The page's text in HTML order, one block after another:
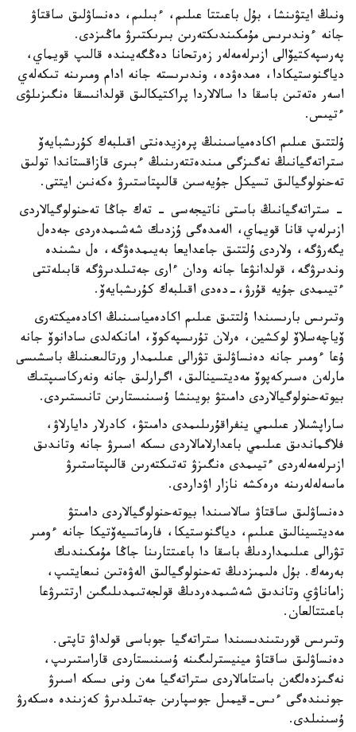
ونىڭ ايتۋىنشا، بۇل باعىتتا عىلىم، ءبىلىم، دەنساۋلىق ساقتاۋ
جانە ءوندىرىس مۇمكىندىكتەرىن بىرىكتىرۋ ماڭىزدى.
پەرسپەكتيۆالى ازىرلەمەلەر زەرتحانا دەڭگەيىندە قالىپ قويماي،
دياگنوستيكادا، ەمدەۋدە، وندىرىستە جانە ادام ومىرىنە تىكەلەي
اسەر ەتەتىن باسقا دا سالالاردا پراكتيكالىق قولدانىسقا ەنگىزىلۋى
ءتيىس.
ۇلتتىق عىلىم اكادەمياسىنىڭ پرەزيدەنتى اقىلبەك كۇرىشبايەۆ
ستراتەگيانىڭ نەگىزگى مىندەتتەرىنىڭ ءبىرى قازاقستاندا تولىق
تەحنولوگيالىق تسيكل جۇيەسىن قالىپتاستىرۋ ەكەنىن ايتتى.
- ستراتەگيانىڭ باستى ناتيجەسى - تەك جاڭا تەحنولوگيالاردى
ازىرلەپ قانا قويماي، الەمدەگى ۇزدىك شەشىمدەردى جەدەل
يگەرۋگە، ولاردى ۇلتتىق جاعدايعا بەيىمدەۋگە، ەل ىشىندە
وندىرۋگە، قولدانۋعا جانە ودان ءارى جەتىلدىرۋگە قابىلەتتى
ءتيىمدى جۇيە قۇرۋ،-دەدى اقىلبەك كۇرىشبايەۆ.
وتىرىس بارىسىندا ۇلتتىق عىلىم اكادەمياسىنىڭ اكادەميكتەرى
ۆياچەسلاۆ لوكشين، ەرلان تۇرىسپەكوۆ، امانكەلدى سادانوۆ جانە
ۇعا ءومىر جانە دەنساۋلىق تۋرالى عىلىمدار ورتالىعىنىڭ باسشىسى
مارلەن ەسىركەپوۆ مەديتسينالىق، اگرارلىق جانە ونەركاسىپتىك
بيوتەحنولوگيالاردى دامىتۋ بويىنشا ۇسىنىستارىن تانىستىردى.
ساراپشىلار عىلىمي ينفراقۇرىلىمدى دامىتۋ، كادرلار دايارلاۋ،
فلاگماندىق عىلىمي باعدارلامالاردى ىسكە اسىرۋ جانە وتاندىق
ازىرلەمەلەردى ءتيىمدى ەنگىزۋ تەتىكتەرىن قالىپتاستىرۋ
ماسەلەلەرىنە ەرەكشە نازار اۋداردى.
دەنساۋلىق ساقتاۋ سالاسىندا بيوتەحنولوگيالاردى دامىتۋ
مەديتسينالىق عىلىم، دياگنوستيكا، فارماتسيەۆتيكا جانە ءومىر
تۋرالى عىلىمداردىڭ باسقا دا باعىتتارىنا جاڭا مۇمكىندىك
بەرمەك. بۇل ەلىمىزدىڭ تەحنولوگيالىق الەۋەتىن نىعايتىپ،
زاماناۋي وتاندىق شەشىمدەردىڭ قولجەتىمدىلىگىن ارتتىرۋعا
باعىتتالعان.
وتىرىس قورىتىندىسىندا ستراتەگيا جوباسى قولداۋ تاپتى.
دەنساۋلىق ساقتاۋ مينيسترلىگىنە ۇسىنىستاردى قاراستىرىپ،
نەگىزدەلگەن باستامالاردى ستراتەگيا مەن ونى ىسكە اسىرۋ
جونىندەگى ءىس-قيمىل جوسپارىن جەتىلدىرۋ كەزىندە ەسكەرۋ
ۇسىنىلدى.